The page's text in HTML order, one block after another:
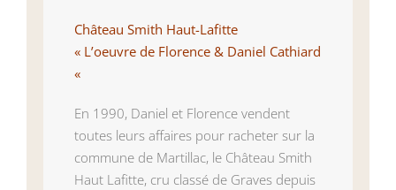
Château Smith Haut-Lafitte
« L’oeuvre de Florence & Daniel Cathiard
«
En 1990, Daniel et Florence vendent
toutes leurs affaires pour racheter sur la
commune de Martillac, le Château Smith
Haut Lafitte, cru classé de Graves depuis